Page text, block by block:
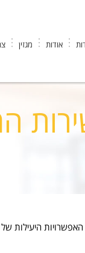
אודות מגזין
היעילות